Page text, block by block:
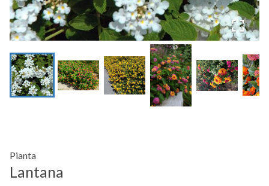
Pianta
Lantana